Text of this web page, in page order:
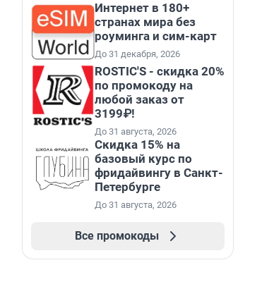
Интернет в 180+
странах мира без
роуминга и сим-карт
До 31 декабря, 2026
ROSTIC'S - скидка 20%
по промокоду на
любой заказ от
3199₽!
До 31 августа, 2026
Скидка 15% на
базовый курс по
фридайвингу в Санкт-
Петербурге
До 31 августа, 2026
Все промокоды